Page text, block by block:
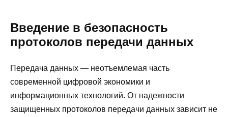
Введение в безопасность
протоколов передачи данных
Передача данных — неотъемлемая часть
современной цифровой экономики и
информационных технологий. От надежности
защищенных протоколов передачи данных зависит не